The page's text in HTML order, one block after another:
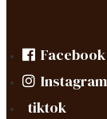
Facebook
Instagram
tiktok